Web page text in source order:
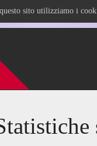
sito utilizziamo i